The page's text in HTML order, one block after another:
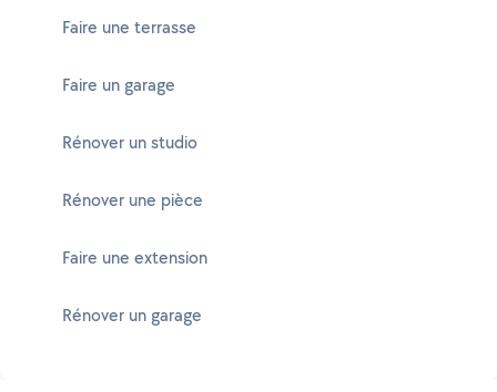
Faire une terrasse
Faire un garage
Rénover un studio
Rénover une pièce
Faire une extension
Rénover un garage